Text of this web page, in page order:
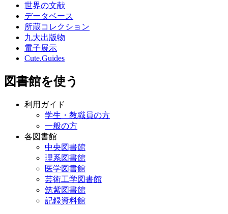
世界の文献
データベース
所蔵コレクション
九大出版物
電子展示
Cute.Guides
図書館を使う
利用ガイド
学生・教職員の方
一般の方
各図書館
中央図書館
理系図書館
医学図書館
芸術工学図書館
筑紫図書館
記録資料館